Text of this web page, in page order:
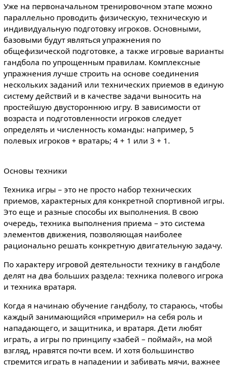
Уже на первоначальном тренировочном этапе можно
параллельно проводить физическую, техническую и
индивидуальную подготовку игроков. Основными,
базовыми будут являться упражнения по
общефизической подготовке, а также игровые варианты
гандбола по упрощенным правилам. Комплексные
упражнения лучше строить на основе соединения
нескольких заданий или технических приемов в единую
систему действий и в качестве задачи выносить на
простейшую двустороннюю игру. В зависимости от
возраста и подготовленности игроков следует
определять и численность команды: например, 5
полевых игроков + вратарь; 4 + 1 или 3 + 1.
Основы техники
Техника игры – это не просто набор технических
приемов, характерных для конкретной спортивной игры.
Это еще и разные способы их выполнения. В свою
очередь, техника выполнения приема – это система
элементов движения, позволяющая наиболее
рационально решать конкретную двигательную задачу.
По характеру игровой деятельности технику в гандболе
делят на два больших раздела: техника полевого игрока
и техника вратаря.
Когда я начинаю обучение гандболу, то стараюсь, чтобы
каждый занимающийся «примерил» на себя роль и
нападающего, и защитника, и вратаря. Дети любят
играть, а игры по принципу «забей – поймай», на мой
взгляд, нравятся почти всем. И хотя большинство
стремится играть в нападении и забивать мячи, важнее